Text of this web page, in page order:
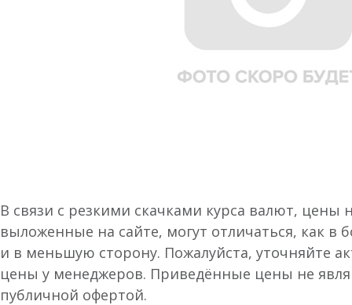
В связи с резкими скачками курса валют, цены
выложенные на сайте, могут отличаться, как в
и в меньшую сторону. Пожалуйста, уточняйте
цены у менеджеров. Приведённые цены не
публичной офертой.